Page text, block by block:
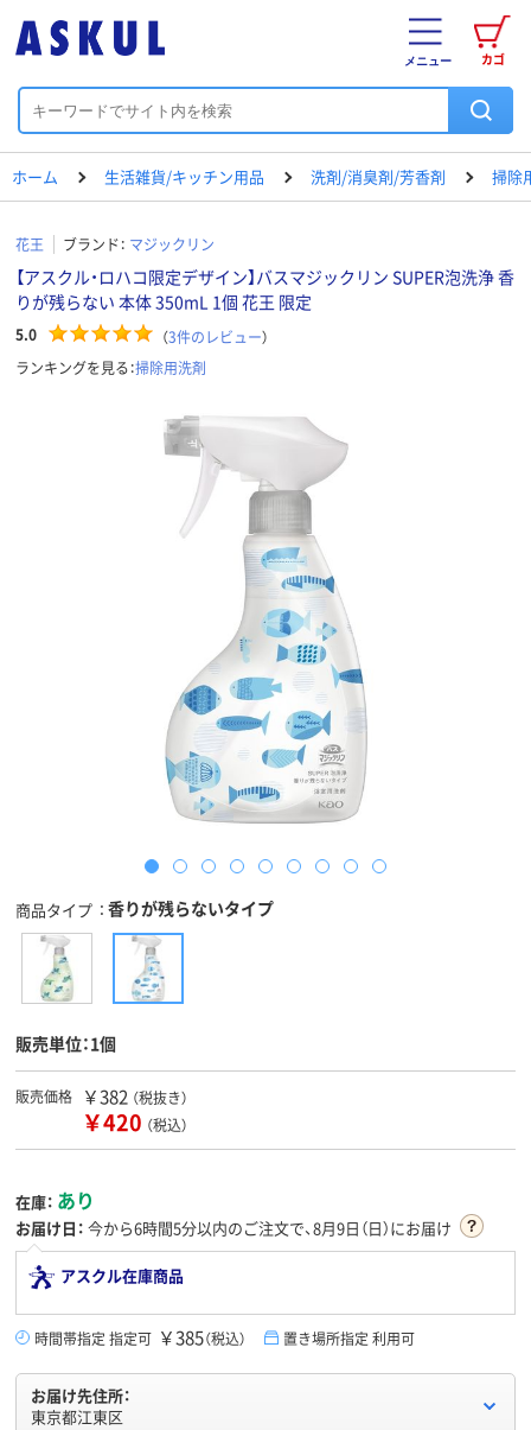
カゴ
メニュー
ホーム 生活雑貨/キッチン用品 洗剤/消臭剤/芳香剤 掃除
花王 ブランド： マジックリン
【アスクル・ロハコ限定デザイン】バスマジックリン SUPER泡洗浄 香
りが残らない 本体 350mL 1個 花王 限定
5.0 （3件のレビュー）
ランキングを見る：掃除用洗剤
商品タイプ 香りが残らないタイプ
販売単位：1個
販売価格 ￥382 （税抜き）
￥420 （税込）
在庫： あり
お届け日： 今から6時間5分以内のご注文で、8月9日（日）にお届け
アスクル在庫商品
時間帯指定 指定可 ￥385（税込） 置き場所指定 利用可
お届け先住所：
東京都江東区